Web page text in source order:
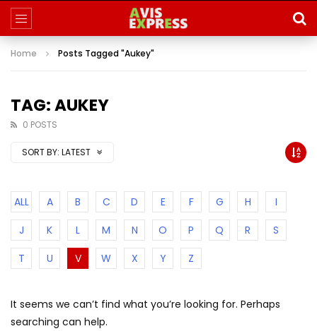
Home Posts Tagged "Aukey"
TAG: AUKEY
0 POSTS
SORT BY: LATEST
ALL A B C D E F G H
I
J
K L M N O P Q R
S
T
U V W X Y Z
It seems we can’t find what you’re looking for. Perhaps
searching can help.